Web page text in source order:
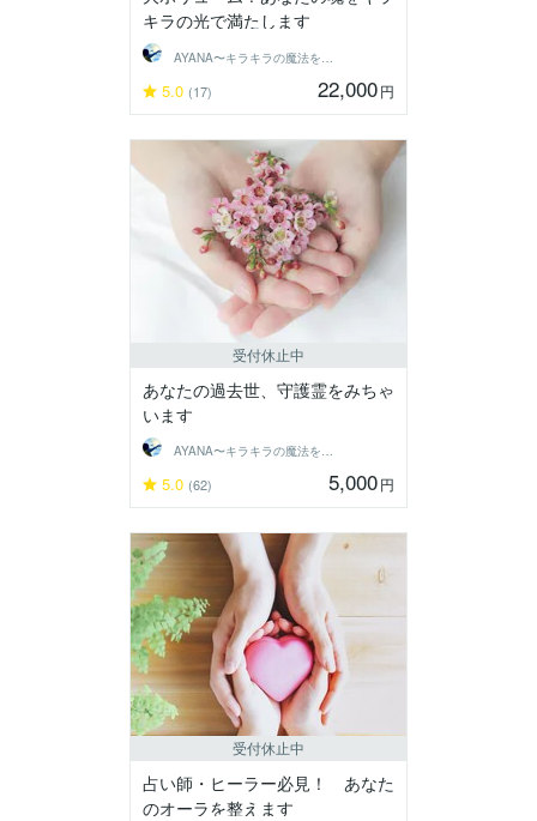
キラの光で満たします
5.0 (17) 22,000円
受付休止中
あなたの過去世、守護霊をみちゃ
います
AYANA〜キラキラの魔法をあなたに〜
5.0 (62) 5,000円
受付休止中
占い師・ヒーラー必見！ あなた
のオーラを整えます